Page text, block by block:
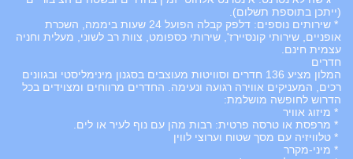
(ייתכן בתוספת תשלום).
* שירותים נוספים: דלפק קבלה הפועל 24 שעות ביממה, השכרת
אופניים, שירותי קונסיירז', שירותי כספומט, צוות רב לשוני, מעלית וחניה
עצמית חינם.
חדרים
המלון מציע 136 חדרים וסוויטות מעוצבים בסגנון מינימליסטי ובגוונים
רכים, המעניקים אווירה רגועה ונעימה. החדרים מרווחים ומצוידים בכל
הדרוש לחופשה מושלמת:
* מיזוג אוויר
* מרפסת או טרסה פרטית: רבות מהן עם נוף לעיר או לים.
* טלוויזיה עם מסך שטוח וערוצי לווין
* מיני-מקרר